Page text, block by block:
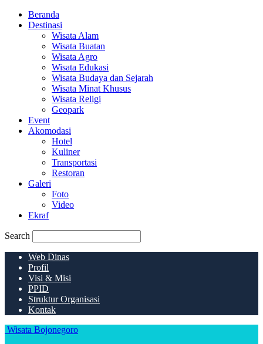
Beranda
Destinasi
Wisata Alam
Wisata Buatan
Wisata Agro
Wisata Edukasi
Wisata Budaya dan Sejarah
Wisata Minat Khusus
Wisata Religi
Geopark
Event
Akomodasi
Hotel
Kuliner
Transportasi
Restoran
Galeri
Foto
Video
Ekraf
Search
Web Dinas
Profil
Visi & Misi
PPID
Struktur Organisasi
Kontak
Wisata Bojonegoro